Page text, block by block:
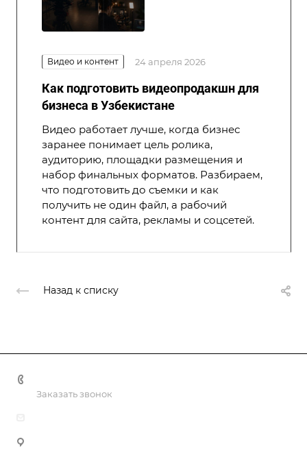
Видео и контент 24 апреля 2026
Как подготовить видеопродакшн для
бизнеса в Узбекистане
Видео работает лучше, когда бизнес
заранее понимает цель ролика,
аудиторию, площадки размещения и
набор финальных форматов. Разбираем,
что подготовить до съемки и как
получить не один файл, а рабочий
контент для сайта, рекламы и соцсетей.
Назад к списку
Заказать звонок